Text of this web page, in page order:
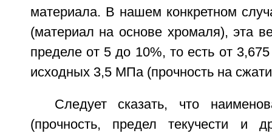
материала. В нашем конкретном
(материал на основе хромаля), эта
пределе от 5 до 10%, то есть от
исходных 3,5 МПа (прочность на
Следует сказать, что
(прочность, предел текучести и